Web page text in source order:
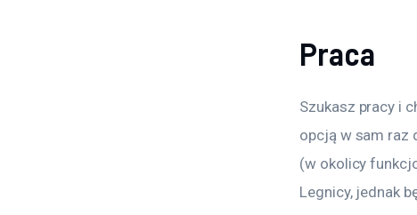
Praca
Szukasz pracy i
opcją w sam raz
(w okolicy
Legnicy, jednak